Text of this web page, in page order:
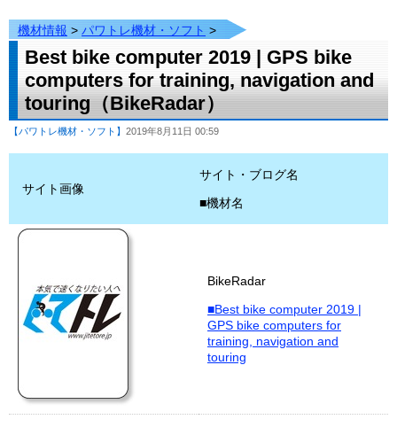
機材情報 > パワトレ機材・ソフト >
Best bike computer 2019 | GPS bike
computers for training, navigation and
touring（BikeRadar）
【パワトレ機材・ソフト】 2019年8月11日 00:59
サイト画像
サイト・ブログ名
■機材名
BikeRadar
■Best bike computer 2019 |
GPS bike computers for
training, navigation and
touring